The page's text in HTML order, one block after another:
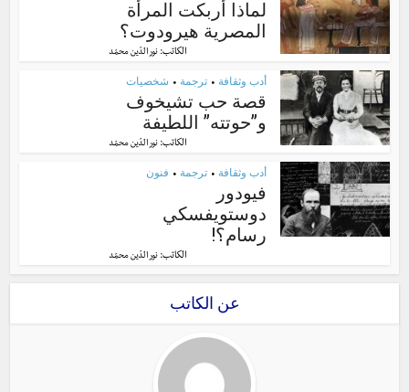
لماذا أربكت المرأة
المصرية هيرودوت؟
الكاتب:نور الدّين محمّد
أدب وثقافة • ترجمة • شخصيات
قصة حب تشيخوف
و”حوتته” اللطيفة
الكاتب:نور الدّين محمّد
أدب وثقافة • ترجمة • فنون
فيودور
دوستويفسكي
رسام؟!
الكاتب:نور الدّين محمّد
عن الكاتب